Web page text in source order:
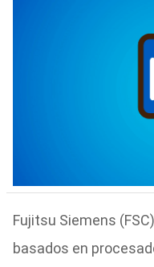
Fujitsu Siemens
basados en